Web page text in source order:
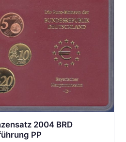
2004 BRD
PP